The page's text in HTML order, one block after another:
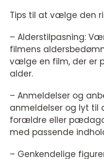
Tips til at vælge den
– Alderstilpasning:
filmens
vælge en film, der er
alder.
– Anmeldelser og
anmeldelser og lyt til
forældre eller
med passende
– Genkendelige